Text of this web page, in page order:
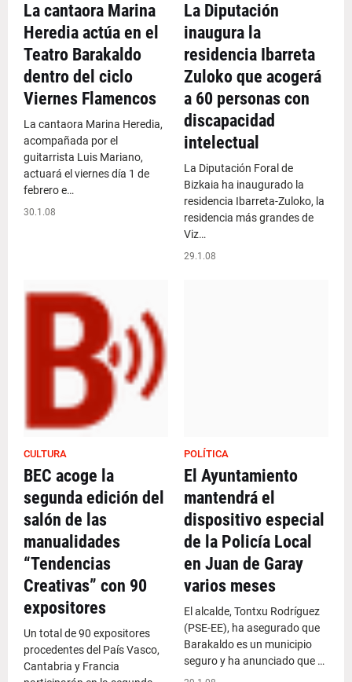
La cantaora Marina
Heredia actúa en el
Teatro Barakaldo
dentro del ciclo
Viernes Flamencos
La cantaora Marina Heredia,
acompañada por el
guitarrista Luis Mariano,
actuará el viernes día 1 de
febrero e…
30.1.08
La Diputación
inaugura la
residencia Ibarreta
Zuloko que acogerá
a 60 personas con
discapacidad
intelectual
La Diputación Foral de
Bizkaia ha inaugurado la
residencia Ibarreta-Zuloko, la
residencia más grandes de
Viz…
29.1.08
CULTURA
BEC acoge la
segunda edición del
salón de las
manualidades
“Tendencias
Creativas” con 90
expositores
Un total de 90 expositores
procedentes del País Vasco,
Cantabria y Francia
POLÍTICA
El Ayuntamiento
mantendrá el
dispositivo especial
de la Policía Local
en Juan de Garay
varios meses
El alcalde, Tontxu Rodríguez
(PSE-EE), ha asegurado que
Barakaldo es un municipio
seguro y ha anunciado que …